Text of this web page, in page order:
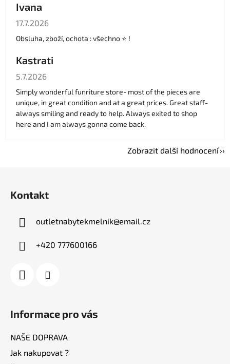
Ivana
Hodnocení obchodu je 5 z 5 hvězdiček.
17.7.2026
Obsluha, zboží, ochota : všechno ⭐️ !
Kastrati
Hodnocení obchodu je 5 z 5 hvězdiček.
5.7.2026
Simply wonderful funriture store- most of the pieces are
unique, in great condition and at a great prices. Great staff-
always smiling and ready to help. Always exited to shop
here and I am always gonna come back.
Zobrazit další hodnocení
Kontakt
outletnabytekmelnik@email.cz
+420 777600166
Informace pro vás
NAŠE DOPRAVA
Jak nakupovat ?